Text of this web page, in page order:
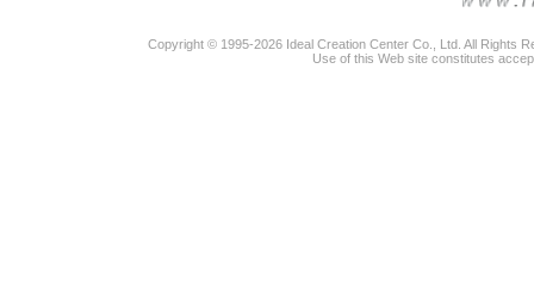
Copyright © 1995-2026 Ideal Creation Center Co., Ltd. All Rights
Use of this Web site constitutes